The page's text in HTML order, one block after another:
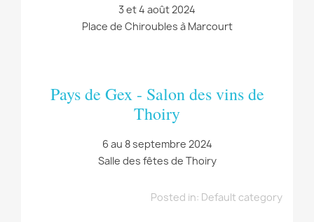
3 et 4 août 2024
Place de Chiroubles à Marcourt
Pays de Gex - Salon des vins de
Thoiry
6 au 8 septembre 2024
Salle des fêtes de Thoiry
Posted in: Default category